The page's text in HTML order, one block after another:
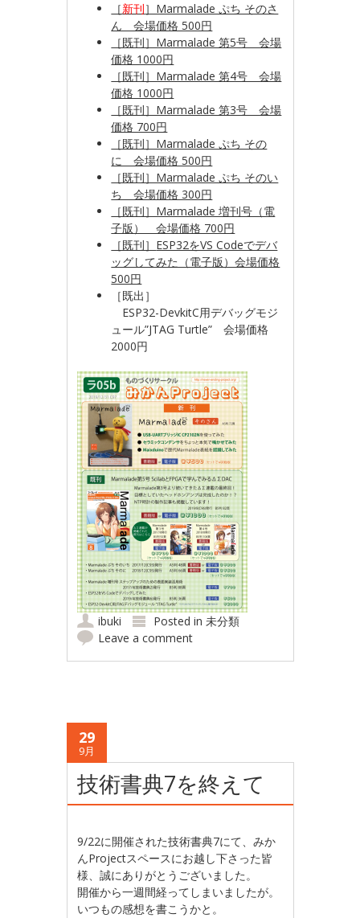
［新刊］Marmalade ぷち そのさ
ん 会場価格 500円
［既刊］Marmalade 第5号 会場
価格 1000円
［既刊］Marmalade 第4号 会場
価格 1000円
［既刊］Marmalade 第3号 会場
価格 700円
［既刊］Marmalade ぷち その
に 会場価格 500円
［既刊］Marmalade ぷち そのい
ち 会場価格 300円
［既刊］Marmalade 増刊号（電
子版） 会場価格 700円
［既刊］ ESP32をVS Codeでデバ
ッグしてみた（電子版）会場価格
500円
［既出］
ESP32-DevkitC用デバッグモジ
ュール”JTAG Turtle” 会場価格
2000円
ibuki Posted in未分類
Leave a comment
29
9月
技術書典7を終えて
9/22に開催された技術書典7にて、みか
んProjectスペースにお越し下さった皆
様、誠にありがとうございました。
開催から一週間経ってしまいましたが。
いつもの感想を書こうかと。